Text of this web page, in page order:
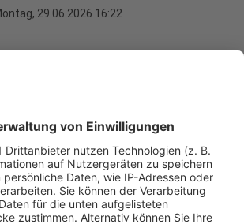
29.06.2026 16:22
zum ersten Mal vor